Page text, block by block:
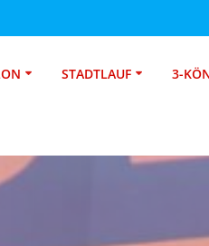
STADTLAUF 3-